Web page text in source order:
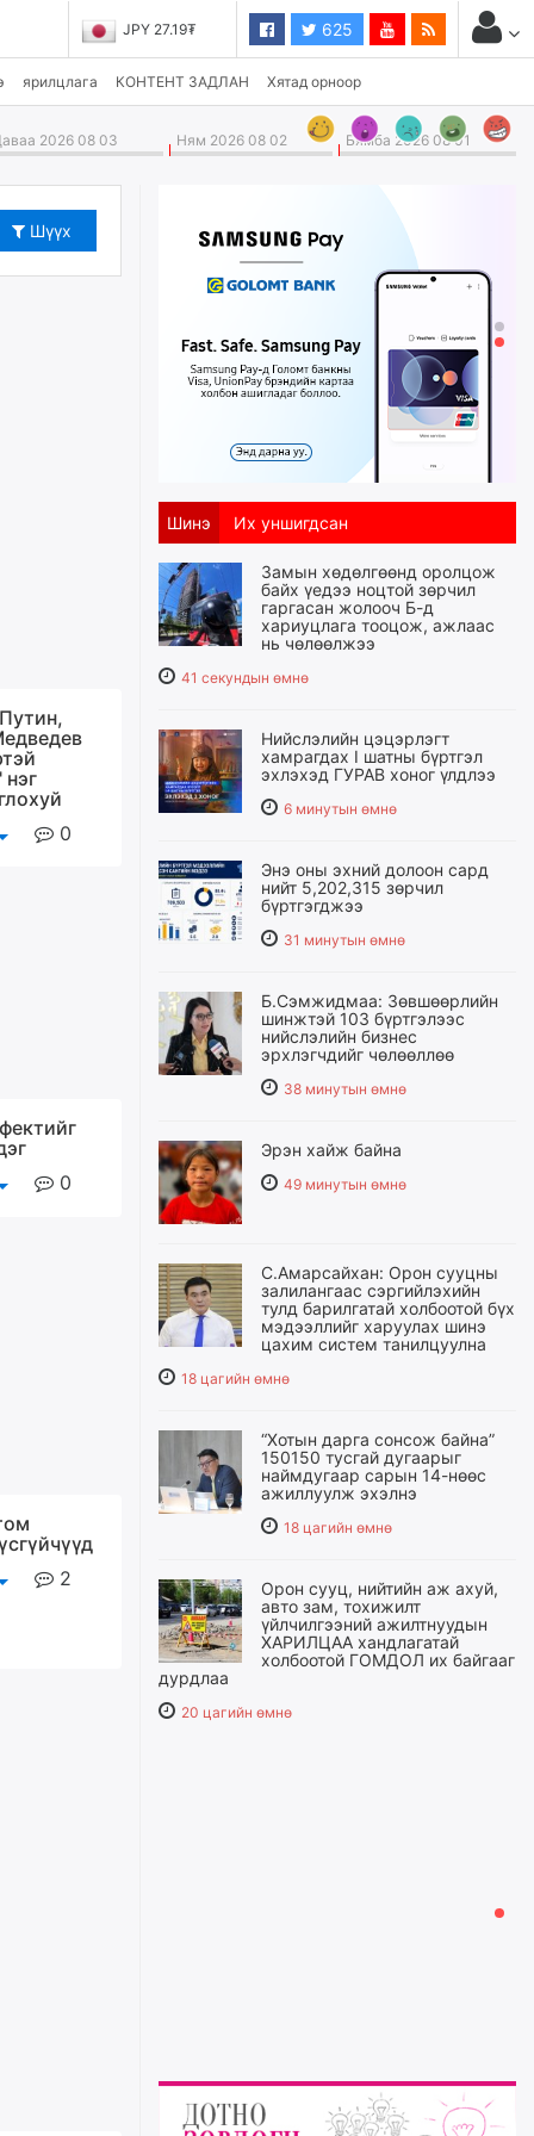
JPY 27.19₮ 625
ярилцлага КОНТЕНТ ЗАДЛАН Хятад орноор
2026 08 03 Ням 2026 08 02 Бямба 2026 08 01
Шүүх
нэг
0
0
2
Шинэ Их уншигдсан
Замын хөдөлгөөнд оролцож
байх үедээ ноцтой зөрчил
гаргасан жолооч Б-д
хариуцлага тооцож, ажлаас
нь чөлөөлжээ
41 секундын өмнө
Нийслэлийн цэцэрлэгт
хамрагдах I шатны бүртгэл
эхлэхэд ГУРАВ хоног үлдлээ
6 минутын өмнө
Энэ оны эхний долоон сард
нийт 5,202,315 зөрчил
бүртгэгджээ
31 минутын өмнө
Б.Сэмжидмаа: Зөвшөөрлийн
шинжтэй 103 бүртгэлээс
нийслэлийн бизнес
эрхлэгчдийг чөлөөллөө
38 минутын өмнө
Эрэн хайж байна
49 минутын өмнө
С.Амарсайхан: Орон сууцны
залилангаас сэргийлэхийн
тулд барилгатай холбоотой бүх
мэдээллийг харуулах шинэ
цахим систем танилцуулна
18 цагийн өмнө
“Хотын дарга сонсож байна”
150150 тусгай дугаарыг
наймдугаар сарын 14-нөөс
ажиллуулж эхэлнэ
18 цагийн өмнө
Орон сууц, нийтийн аж ахуй,
авто зам, тохижилт
үйлчилгээний ажилтнуудын
ХАРИЛЦАА хандлагатай
холбоотой ГОМДОЛ их байгааг
дурдлаа
20 цагийн өмнө
Д.Амарбаясгалан:
Шатахууныхаа 97 хувийг нэг
улсаас авдаг хараат байдлаа